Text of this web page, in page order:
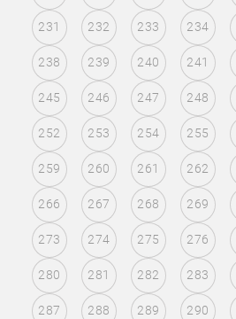
231 232 233 234
238 239 240 241
245 246 247 248
252 253 254 255
259 260 261 262
266 267 268 269
273 274 275 276
280 281 282 283
287 288 289 290